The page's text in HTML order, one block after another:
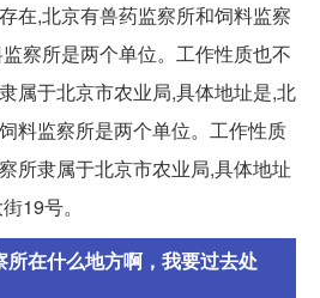
在,北京有兽药监察所和饲料监察
察所是两个单位。工作性质也不
属于北京市农业局,具体地址是,北
料监察所是两个单位。工作性质
所隶属于北京市农业局,具体地址
19号。
在什么地方啊，我要过去处